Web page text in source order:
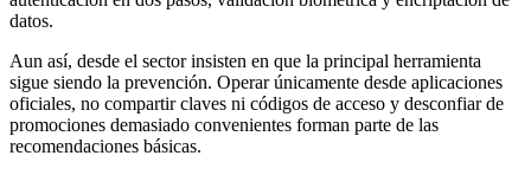
datos.
Aun así, desde el sector insisten en que la principal herramienta
sigue siendo la prevención. Operar únicamente desde aplicaciones
oficiales, no compartir claves ni códigos de acceso y desconfiar de
promociones demasiado convenientes forman parte de las
recomendaciones básicas.